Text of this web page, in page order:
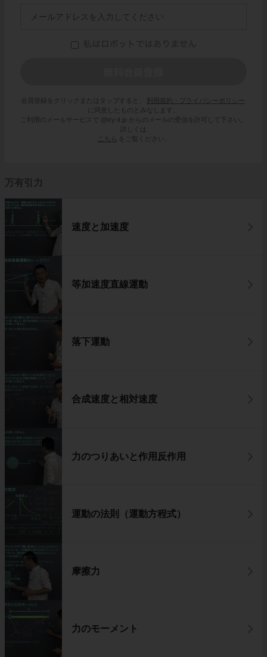
会員登録をクリックまたはタップすると、
利用規約・プライバシーポリシー
に同意したものとみなします。
ご利用のメールサービスで @try-it.jp からのメールの受信を許可して下さい。
詳しくは
こちら
をご覧ください。
万有引力
速度と加速度
等加速度直線運動
落下運動
合成速度と相対速度
力のつりあいと作用反作用
運動の法則（運動方程式）
摩擦力
力のモーメント